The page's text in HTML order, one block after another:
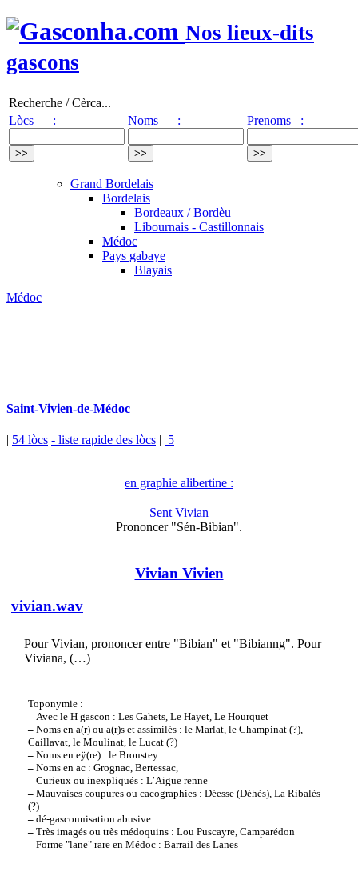
Nos lieux-dits
gascons
Recherche / Cèrca...
Lòcs :
Noms : Prenoms :
Grand Bordelais
Bordelais
Bordeaux / Bordèu
Libournais - Castillonnais
Médoc
Pays gabaye
Blayais
Médoc
Saint-Vivien-de-Médoc
| 54 lòcs - liste rapide des lòcs | 5
en graphie alibertine :
Sent Vivian
Prononcer "Sén-Bibian".
Vivian Vivien
vivian.wav
Pour Vivian, prononcer entre "Bibian" et "Bibianng". Pour
Viviana, (…)
Toponymie :
–Avec le H gascon : Les Gahets, Le Hayet, Le Hourquet
–Noms en a(r) ou a(r)s et assimilés : le Marlat, le Champinat (?),
Caillavat, le Moulinat, le Lucat (?)
–Noms en eÿ(re) : le Broustey
–Noms en ac : Grognac, Bertessac,
–Curieux ou inexpliqués : L’Aigue renne
–Mauvaises coupures ou cacographies : Déesse (Déhès), La Ribalès
(?)
–dé-gasconnisation abusive :
–Très imagés ou très médoquins : Lou Puscayre, Camparédon
–Forme "lane" rare en Médoc : Barrail des Lanes